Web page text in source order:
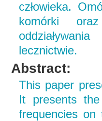
człowieka.
komórki oraz
lecznictwie.
Abstract:
This paper
It presents
frequencies